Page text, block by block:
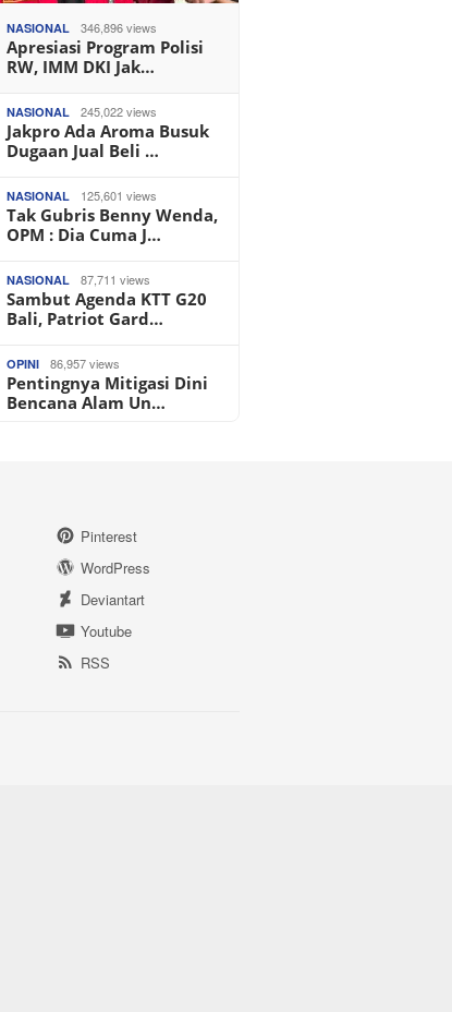
NASIONAL 346,896 views
Apresiasi Program Polisi
RW, IMM DKI Jak…
NASIONAL 245,022 views
Jakpro Ada Aroma Busuk
Dugaan Jual Beli …
NASIONAL 125,601 views
Tak Gubris Benny Wenda,
OPM : Dia Cuma J…
NASIONAL 87,711 views
Sambut Agenda KTT G20
Bali, Patriot Gard…
OPINI 86,957 views
Pentingnya Mitigasi Dini
Bencana Alam Un…
Pinterest
WordPress
Deviantart
Youtube
RSS